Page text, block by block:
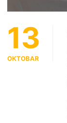
13
OKTOBAR